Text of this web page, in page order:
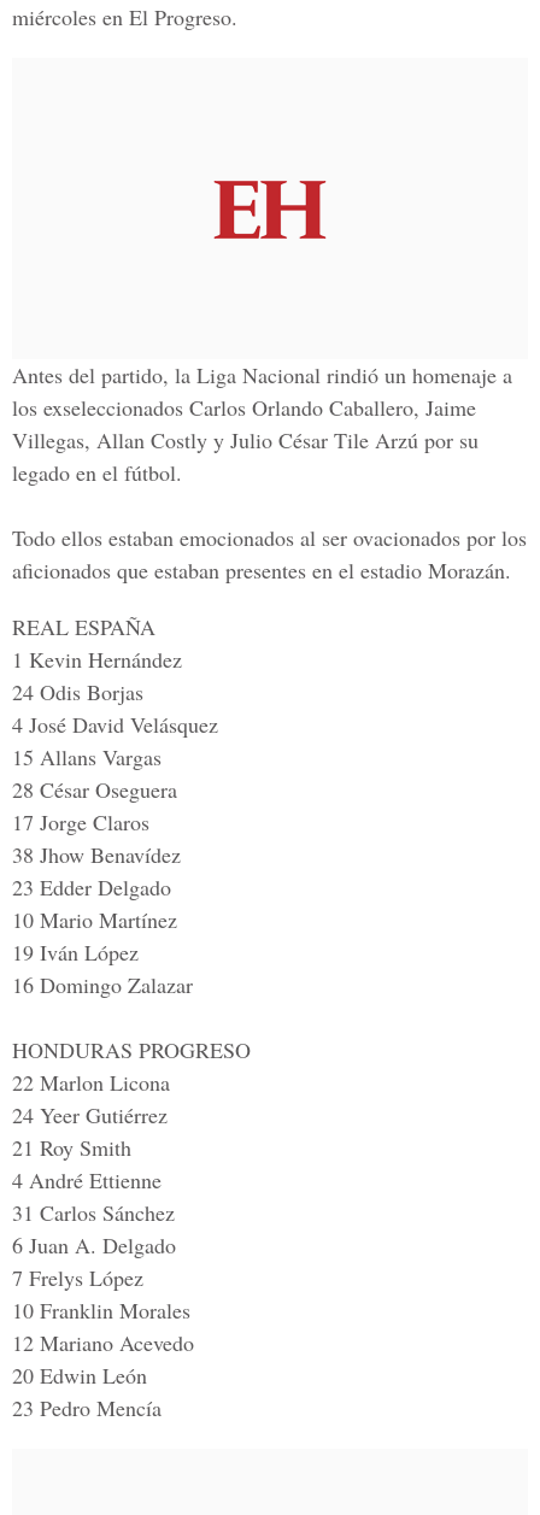
miércoles en El Progreso.
Antes del partido, la Liga Nacional rindió un homenaje a
los exseleccionados Carlos Orlando Caballero, Jaime
Villegas, Allan Costly y Julio César Tile Arzú por su
legado en el fútbol.
Todo ellos estaban emocionados al ser ovacionados por los
aficionados que estaban presentes en el estadio Morazán.
REAL ESPAÑA
1 Kevin Hernández
24 Odis Borjas
4 José David Velásquez
15 Allans Vargas
28 César Oseguera
17 Jorge Claros
38 Jhow Benavídez
23 Edder Delgado
10 Mario Martínez
19 Iván López
16 Domingo Zalazar
HONDURAS PROGRESO
22 Marlon Licona
24 Yeer Gutiérrez
21 Roy Smith
4 André Ettienne
31 Carlos Sánchez
6 Juan A. Delgado
7 Frelys López
10 Franklin Morales
12 Mariano Acevedo
20 Edwin León
23 Pedro Mencía